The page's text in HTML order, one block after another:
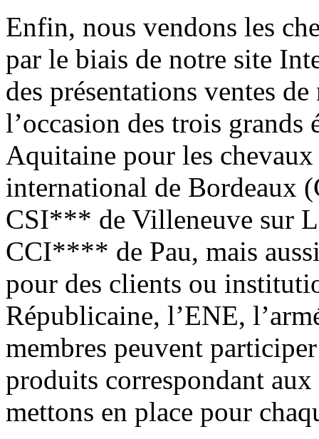
Enfin, nous vendons les
par le biais de notre site
des présentations ventes
l’occasion des trois grands
Aquitaine pour les
international de Bordeaux
CSI*** de Villeneuve sur
CCI**** de Pau, mais
pour des clients ou
Républicaine, l’ENE,
membres peuvent
produits correspondant aux
mettons en place pour